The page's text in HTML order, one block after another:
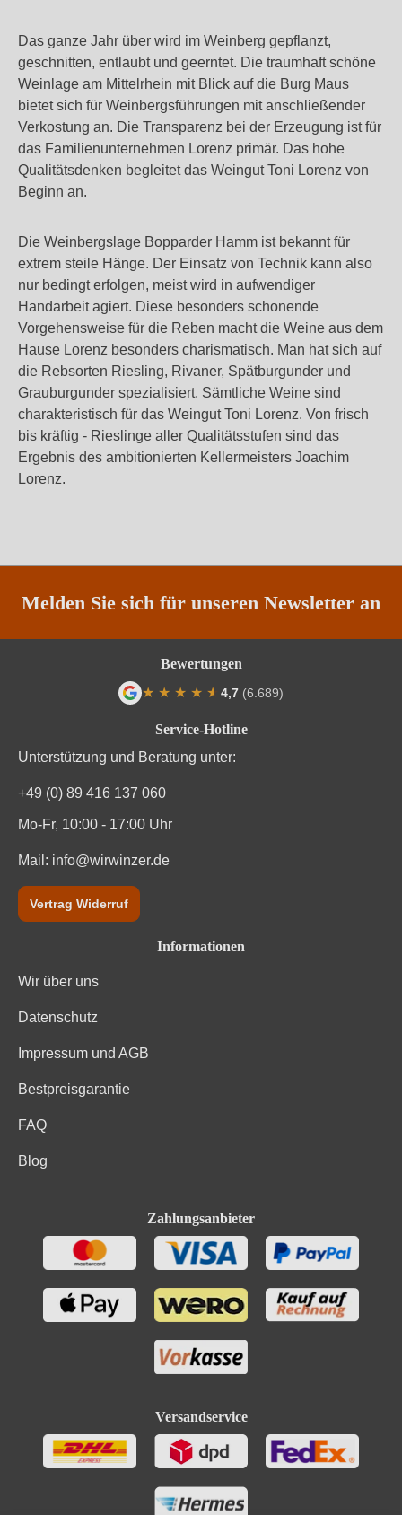
Das ganze Jahr über wird im Weinberg gepflanzt,
geschnitten, entlaubt und geerntet. Die traumhaft schöne
Weinlage am Mittelrhein mit Blick auf die Burg Maus
bietet sich für Weinbergsführungen mit anschließender
Verkostung an. Die Transparenz bei der Erzeugung ist für
das Familienunternehmen Lorenz primär. Das hohe
Qualitätsdenken begleitet das Weingut Toni Lorenz von
Beginn an.
Die Weinbergslage Bopparder Hamm ist bekannt für
extrem steile Hänge. Der Einsatz von Technik kann also
nur bedingt erfolgen, meist wird in aufwendiger
Handarbeit agiert. Diese besonders schonende
Vorgehensweise für die Reben macht die Weine aus dem
Hause Lorenz besonders charismatisch. Man hat sich auf
die Rebsorten Riesling, Rivaner, Spätburgunder und
Grauburgunder spezialisiert. Sämtliche Weine sind
charakteristisch für das Weingut Toni Lorenz. Von frisch
bis kräftig - Rieslinge aller Qualitätsstufen sind das
Ergebnis des ambitionierten Kellermeisters Joachim
Lorenz.
Melden Sie sich für unseren Newsletter an
Service-Hotline
Unterstützung und Beratung unter:
+49 (0) 89 416 137 060
Mo-Fr, 10:00 - 17:00 Uhr
Mail: info@wirwinzer.de
Vertrag Widerruf
Informationen
Wir über uns
Datenschutz
Impressum und AGB
Bestpreisgarantie
FAQ
Blog
Zahlungsanbieter
Versandservice
Bewertungen
★ ★ ★ ★ ★
★ 4,7 (6.689)